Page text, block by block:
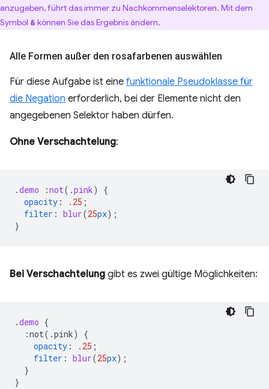
anzugeben, führt das immer zu Nachkommenselektoren. Mit dem
Symbol & können Sie das Ergebnis ändern.
Alle Formen außer den rosafarbenen auswählen
Für diese Aufgabe ist eine funktionale Pseudoklasse für
die Negation erforderlich, bei der Elemente nicht den
angegebenen Selektor haben dürfen.
Ohne Verschachtelung:
.demo :not( .pink)
{
opacity : .25 ;
filter : blur(25px);
}
Bei Verschachtelung gibt es zwei gültige Möglichkeiten:
.demo {
:not(.pink)
{
opacity : .25 ;
filter : blur(25px);
}
}